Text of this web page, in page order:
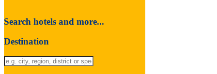
Search hotels and more...
Destination